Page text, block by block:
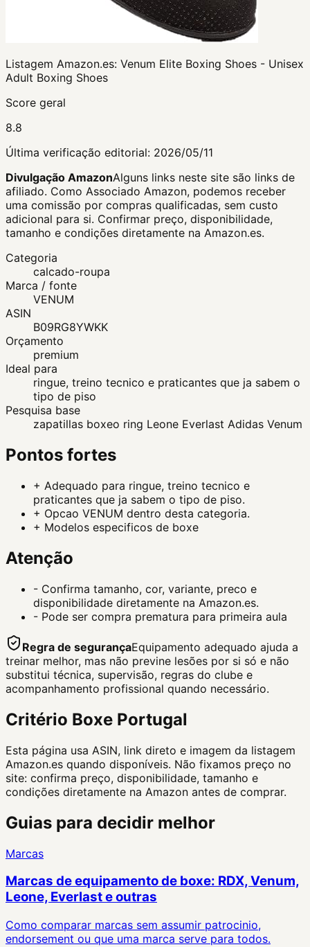
Listagem Amazon.es: Venum Elite Boxing Shoes - Unisex
Adult Boxing Shoes
Score geral
8.8
Última verificação editorial: 2026/05/11
Divulgação AmazonAlguns links neste site são links de
afiliado. Como Associado Amazon, podemos receber
uma comissão por compras qualificadas, sem custo
adicional para si. Confirmar preço, disponibilidade,
tamanho e condições diretamente na Amazon.es.
Categoria
calcado-roupa
Marca / fonte
VENUM
ASIN
B09RG8YWKK
Orçamento
premium
Ideal para
ringue, treino tecnico e praticantes que ja sabem o
tipo de piso
Pesquisa base
zapatillas boxeo ring Leone Everlast Adidas Venum
Pontos fortes
+ Adequado para ringue, treino tecnico e
praticantes que ja sabem o tipo de piso.
+ Opcao VENUM dentro desta categoria.
+ Modelos especificos de boxe
Atenção
- Confirma tamanho, cor, variante, preco e
disponibilidade diretamente na Amazon.es.
- Pode ser compra prematura para primeira aula
Regra de segurançaEquipamento adequado ajuda a
treinar melhor, mas não previne lesões por si só e não
substitui técnica, supervisão, regras do clube e
acompanhamento profissional quando necessário.
Critério Boxe Portugal
Esta página usa ASIN, link direto e imagem da listagem
Amazon.es quando disponíveis. Não fixamos preço no
site: confirma preço, disponibilidade, tamanho e
condições diretamente na Amazon antes de comprar.
Guias para decidir melhor
Marcas
Marcas de equipamento de boxe: RDX, Venum,
Leone, Everlast e outras
Como comparar marcas sem assumir patrocinio,
endorsement ou que uma marca serve para todos.